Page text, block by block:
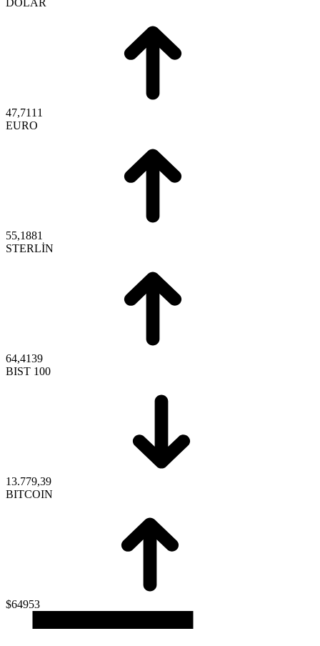
DOLAR
47,7111
EURO
55,1881
STERLİN
64,4139
BIST 100
13.779,39
BITCOIN
$64953